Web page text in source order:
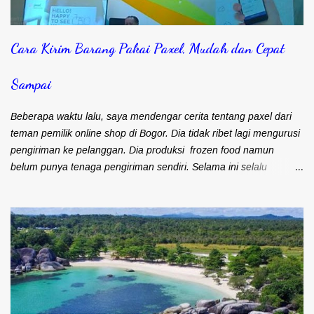
r
Cara Kirim Barang Pakai Paxel, Mudah dan Cepat
Sampai
Beberapa waktu lalu, saya mendengar cerita tentang paxel dari
teman pemilik online shop di Bogor. Dia tidak ribet lagi mengurusi
pengiriman ke pelanggan. Dia produksi frozen food namun
belum punya tenaga pengiriman sendiri. Selama ini selalu
Djohari Zein, CEO Paxel Indonesia Teman saya sebenarnya lebih
suka menggunakan kurir. Pengiriman cepat sampai ke
pelanggan. Satu kurir bisa langsung bawa banyak barang untuk
dikirim. Namun kendalanya, banyak pelanggan yang keberatan
karena ongkos kirim yang mahal. Maka sebagian besar
pengiriman barangnya menggunakan ojek online (ojol). Memang